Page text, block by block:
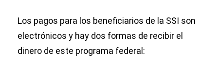
Los pagos para los beneficiarios de la SSI son
electrónicos y hay dos formas de recibir el
dinero de este programa federal: